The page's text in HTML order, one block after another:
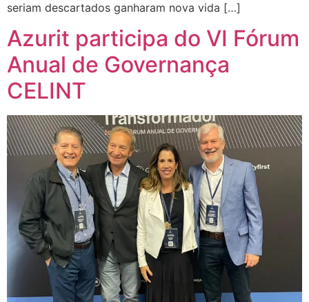
seriam descartados ganharam nova vida […]
Azurit participa do VI Fórum
Anual de Governança
CELINT